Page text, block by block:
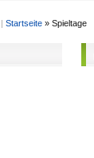
| Startseite » Spieltage